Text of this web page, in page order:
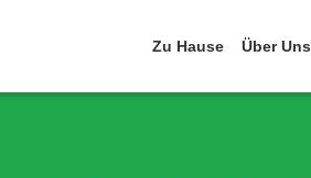
Zu Hause Über Uns